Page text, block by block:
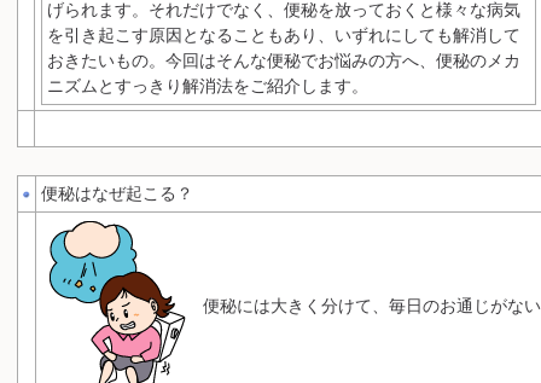
げられます。それだけでなく、便秘を放っておくと様々な病気
を引き起こす原因となることもあり、いずれにしても解消して
おきたいもの。今回はそんな便秘でお悩みの方へ、便秘のメカ
ニズムとすっきり解消法をご紹介します。
便秘はなぜ起こる？
便秘には大きく分けて、毎日のお通じがな